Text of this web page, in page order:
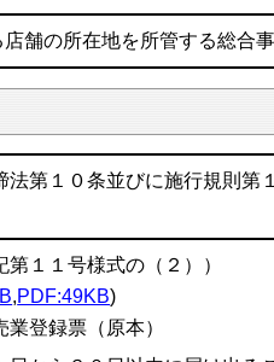
舗の所在地を所管する総合
法第１０条並びに施行規則第
第１１号様式の（２））
,PDF:49KB)
業登録票（原本）